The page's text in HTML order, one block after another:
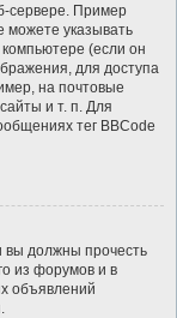
сервере. Пример
можете указывать
(если он
для доступа
на почтовые
и т. п. Для
тег BBCode
должны прочесть
из форумов и в
объявлений